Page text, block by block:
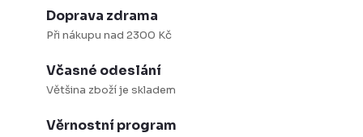
Doprava zdrama
Při nákupu nad 2300 Kč
Včasné odeslání
Většina zboží je skladem
Věrnostní program